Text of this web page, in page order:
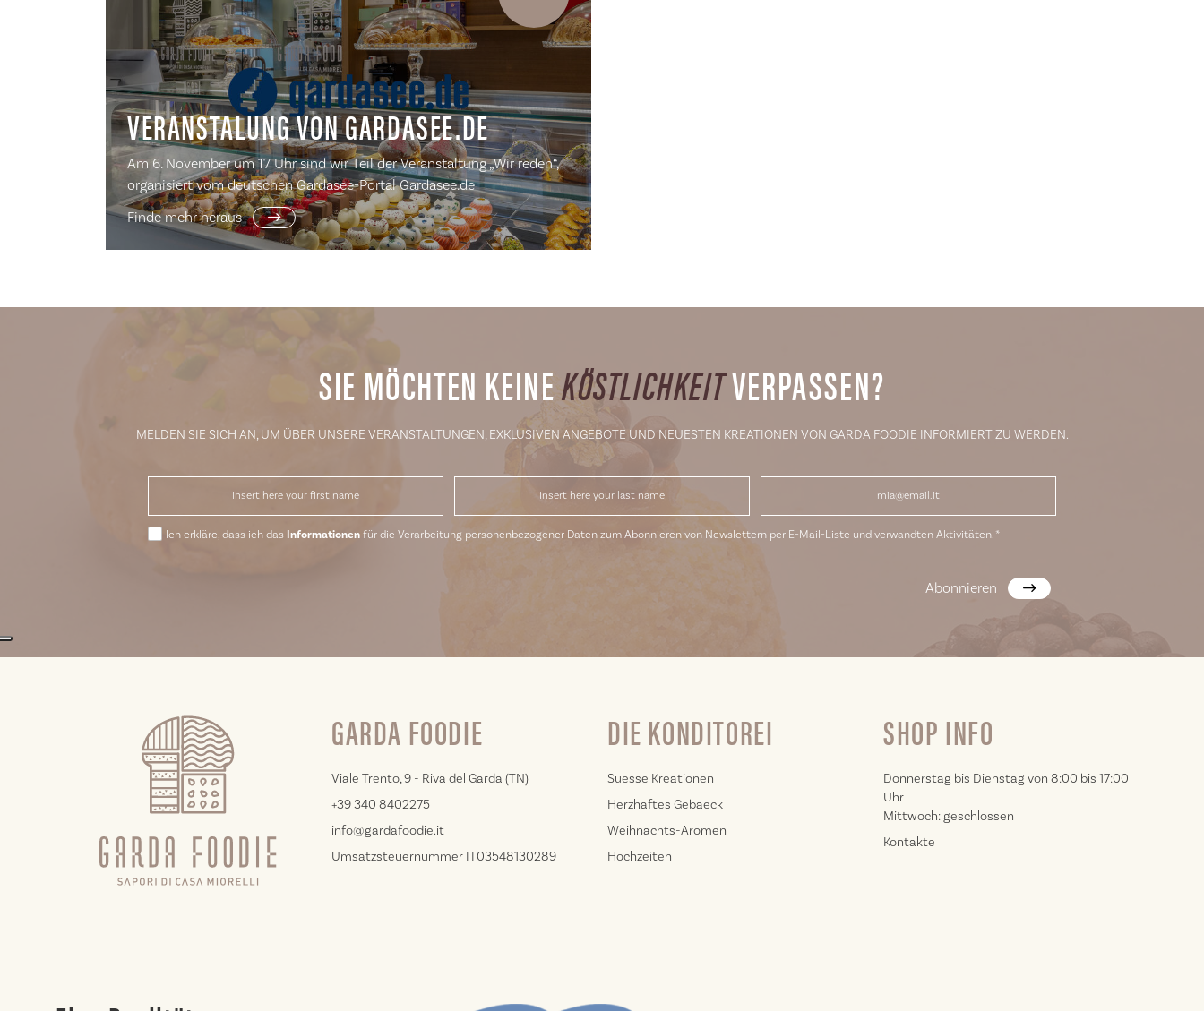
VERANSTALUNG VON GARDASEE.DE
Am 6. November um 17 Uhr sind wir Teil der Veranstaltung „Wir reden“,
organisiert vom deutschen Gardasee-Portal Gardasee.de
Finde mehr heraus
SIE MÖCHTEN KEINEKÖSTLICHKEITVERPASSEN?
MELDEN SIE SICH AN, UM ÜBER UNSERE VERANSTALTUNGEN, EXKLUSIVEN ANGEBOTE UND NEUESTEN KREATIONEN VON GARDA FOODIE INFORMIERT ZU WERDEN.
Ich erkläre, dass ich das Informationenfür die Verarbeitung personenbezogener Daten zum Abonnieren von Newslettern per E-Mail-Liste und verwandten Aktivitäten.*
Abonnieren
GARDA FOODIE
Viale Trento, 9 - Riva del Garda (TN)
+39 340 8402275
info@gardafoodie.it
Umsatzsteuernummer IT03548130289
DIE KONDITOREI
Suesse Kreationen
Herzhaftes Gebaeck
Weihnachts-Aromen
Hochzeiten
SHOP INFO
Donnerstag bis Dienstag von 8:00 bis 17:00
Uhr
Mittwoch: geschlossen
Kontakte